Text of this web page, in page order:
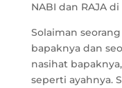
NABI dan RAJA di
Solaiman
bapaknya dan
nasihat
seperti ayahnya.